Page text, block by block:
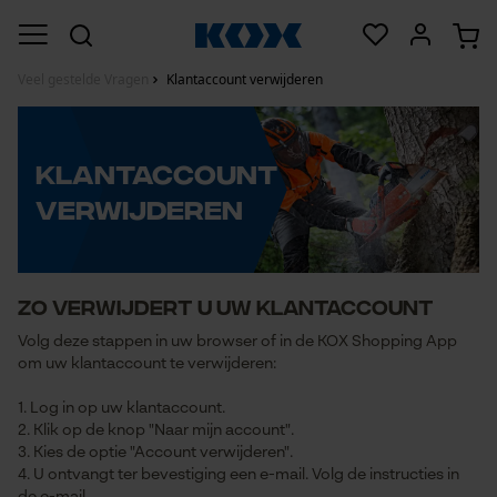
Klantaccount verwijderen
Klantaccount
verwijderen
Zo verwijdert u uw klantaccount
Volg deze stappen in uw browser of in de KOX Shopping App
om uw klantaccount te verwijderen:
1. Log in op uw klantaccount.
2. Klik op de knop "Naar mijn account".
3. Kies de optie "Account verwijderen".
4. U ontvangt ter bevestiging een e-mail. Volg de instructies in